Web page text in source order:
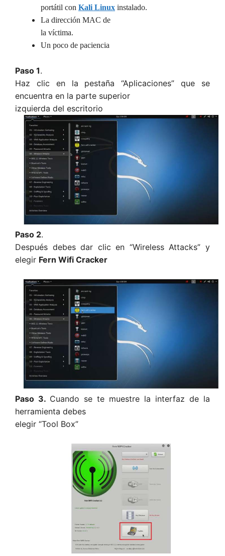
portátil con Kali Linux instalado.
La dirección MAC de
la víctima.
Un poco de paciencia
Paso 1.
Haz clic en la pestaña “Aplicaciones” que se
encuentra en la parte superior
izquierda del escritorio
Paso 2.
Después debes dar clic en “Wireless Attacks” y
elegir Fern Wifi Cracker
Paso 3. Cuando se te muestre la interfaz de la
herramienta debes
elegir “Tool Box”